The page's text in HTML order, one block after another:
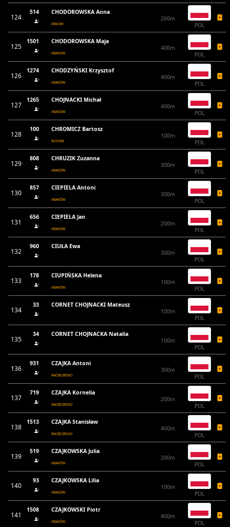
124
514 CHODOROWSKA Anna
KRKOW
200m
POL
125
1501 CHODOROWSKA Maja
KRAKOW
400m
POL
126
1274 CHODZYŃSKI Krzysztof
KRAKÓW
400m
POL
127
1265 CHOJNACKI Michał
KRAKÓW
400m
POL
128
100 CHROMICZ Bartosz
RUDNIK
100m
POL
129
808 CHRUZIK Zuzanna
KRAKÓW
300m
POL
130
857 CIEPIELA Antoni
KRAKÓW
300m
POL
131
656 CIEPIELA Jan
KRAKÓW
200m
POL
132
960
CIUŁA Ewa
300m
POL
133
178 CIUPIŃSKA Helena
KRAKÓW
100m
POL
134
33
CORNET CHOJNACKI Mateusz
100m
POL
135
34
CORNET CHOJNACKA Natalia
100m
POL
136
931 CZAJKA Antoni
RACIBORSKO
300m
POL
137
719 CZAJKA Kornelia
RACIBORSKO
200m
POL
138
1513 CZAJKA Stanisław
RACIBORSKO
400m
POL
139
519 CZAJKOWSKA Julia
KRAKÓW
200m
POL
140
93 CZAJKOWSKA Lilia
KRAKÓW
100m
POL
141
1508 CZAJKOWSKI Piotr
KRAKÓW
400m
POL